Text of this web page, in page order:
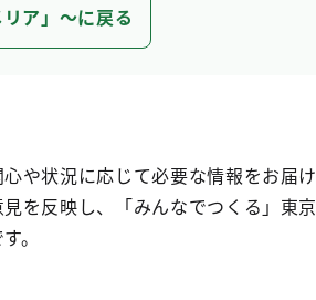
ア」～に戻る
や状況に応じて必要な情報をお届け
を反映し、「みんなでつくる」東京
。